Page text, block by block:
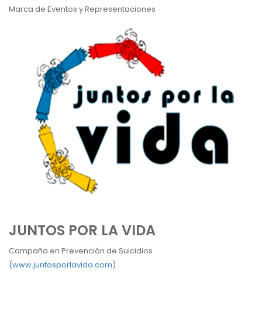
Marca de Eventos y Representaciones
JUNTOS POR LA VIDA
Campaña en Prevención de Suicidios
(www.juntosporlavida.com)